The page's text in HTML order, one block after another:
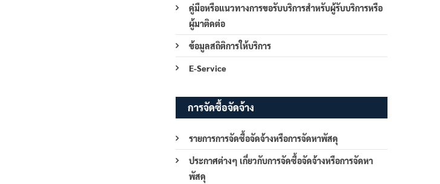
คู่มือหรือแนวทางการขอรับบริการสำหรับผู้รับบริการหรือ
ผู้มาติดต่อ
ข้อมูลสถิติการให้บริการ
E-Service
การจัดซื้อจัดจ้าง
รายการการจัดซื้อจัดจ้างหรือการจัดหาพัสดุ
ประกาศต่างๆ เกี่ยวกับการจัดซื้อจัดจ้างหรือการจัดหา
พัสดุ